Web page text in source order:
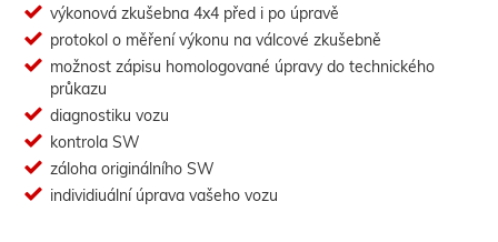
výkonová zkušebna 4x4 před i po úpravě
protokol o měření výkonu na válcové zkušebně
možnost zápisu homologované úpravy do technického
průkazu
diagnostiku vozu
kontrola SW
záloha originálního SW
individiuální úprava vašeho vozu